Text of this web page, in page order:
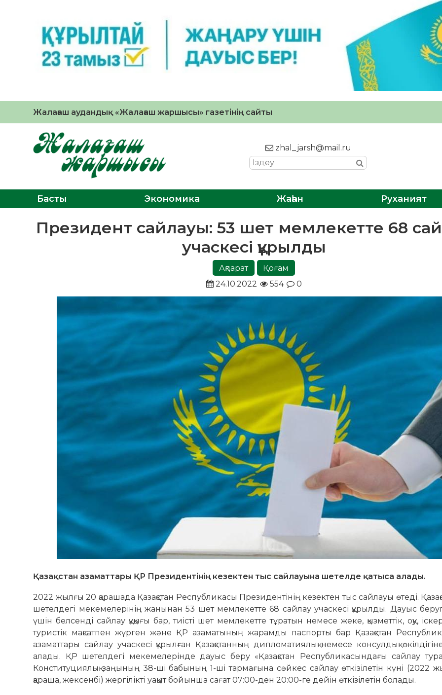
Жалағаш аудандық «Жалағаш жаршысы» газетінің сайты
zhal_jarsh@mail.ru
Басты Экономика Жаһан Руханият
Президент сайлауы: 53 шет мемлекетте 68
учаскесі құрылды
Ақпарат
Қоғам
24.10.2022
554 0
Қазақстан азаматтары ҚР Президентінің кезектен тыс сайлауына шетелде қатыса алады.
2022 жылғы 20 қарашада Қазақстан Республикасы Президентінің кезектен тыс сайлауы өтеді.
шетелдегі мекемелерінің жанынан 53 шет мемлекетте 68 сайлау учаскесі құрылды. Дауыс
үшін белсенді сайлау құқығы бар, тиісті шет мемлекетте тұратын немесе жеке, қызметтік, оқу,
туристік мақсатпен жүрген және ҚР азаматының жарамды паспорты бар Қазақстан
азаматтары сайлау учаскесі құрылған Қазақстанның дипломатиялық немесе консулдық
алады. ҚР шетелдегі мекемелерінде дауыс беру «Қазақстан Республикасындағы сайлау
Конституциялық заңының 38-ші бабының 1-ші тармағына сәйкес сайлау өткізілетін күні (2022
қараша, жексенбі) жергілікті уақыт бойынша сағат 07:00-ден 20:00-ге дейін өткізілетін болады.